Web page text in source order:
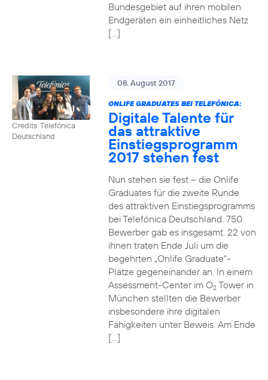
Bundesgebiet auf ihren mobilen
Endgeräten ein einheitliches Netz
[…]
Credits: Telefónica
Deutschland
08. August 2017
ONLIFE GRADUATES BEI TELEFÓNICA:
Digitale Talente für
das attraktive
Einstiegsprogramm
2017 stehen fest
Nun stehen sie fest – die Onlife
Graduates für die zweite Runde
des attraktiven Einstiegsprogramms
bei Telefónica Deutschland. 750
Bewerber gab es insgesamt. 22 von
ihnen traten Ende Juli um die
begehrten „Onlife Graduate“-
Plätze gegeneinander an. In einem
Assessment-Center im O2Tower in
München stellten die Bewerber
insbesondere ihre digitalen
Fähigkeiten unter Beweis. Am Ende
[…]